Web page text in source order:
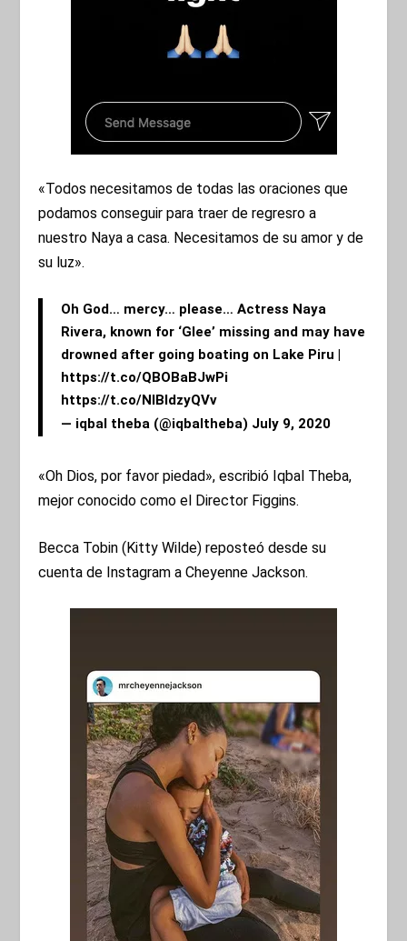
«Todos necesitamos de todas las oraciones que
podamos conseguir para traer de regresro a
nuestro Naya a casa. Necesitamos de su amor y de
su luz».
Oh God… mercy… please… Actress Naya
Rivera, known for ‘Glee’ missing and may have
drowned after going boating on Lake Piru |
https://t.co/QBOBaBJwPi
https://t.co/NlBldzyQVv
— iqbal theba (@iqbaltheba) July 9, 2020
«Oh Dios, por favor piedad», escribió Iqbal Theba,
mejor conocido como el Director Figgins.
Becca Tobin (Kitty Wilde) reposteó desde su
cuenta de Instagram a Cheyenne Jackson.